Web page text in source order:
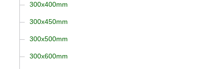
300x400mm
300x450mm
300x500mm
300x600mm